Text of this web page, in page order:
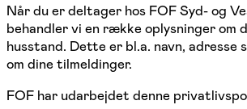
Når du er deltager hos FOF Syd- og
behandler vi en række oplysninger om
husstand. Dette er bl.a. navn, adresse
om dine tilmeldinger.
FOF har udarbejdet denne